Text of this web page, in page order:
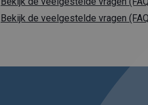
Bekijk de veelgestelde vragen